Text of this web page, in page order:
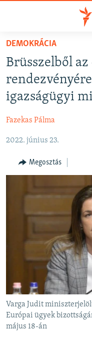
Akadálymentes
Ugrás
fő
oldalra
Ugrás
tartalomjegyzékre
NAPIRENDEN
AKTUÁLIS
PODCASTOK
ELEMZŐ
NER15
SZABADON
DEMOKRÁCIA
A PÉNZ NYOMÁBAN
EURÓPAI UNIÓ
KLÍMAVÁLTOZÁS
A MÚLT TANULSÁGAI
KÖVESSEN MINKET!
DEMOKRÁCIA
Brüsszelből
igazságügyi
Fazekas Pálma
2022. június 23.
Megosztás
Varga Judit
Európai ügyek
május 18-án